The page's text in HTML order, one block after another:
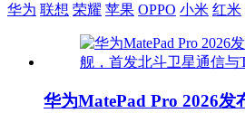
华为 联想 荣耀 苹果 OPPO 小米 红米
华为MatePad Pro 2026发